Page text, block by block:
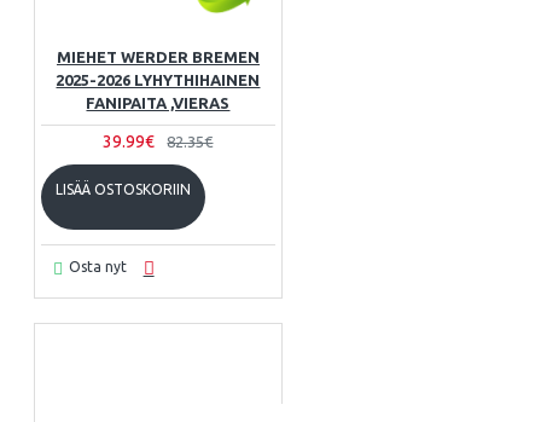
MIEHET WERDER BREMEN
2025-2026 LYHYTHIHAINEN
FANIPAITA ,VIERAS
39.99€ 82.35€
LISÄÄ OSTOSKORIIN
Osta nyt